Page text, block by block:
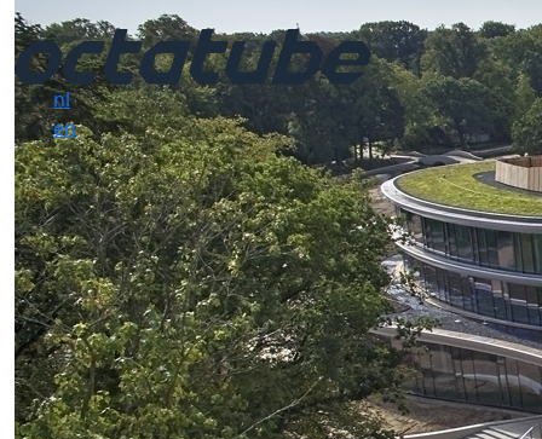
nl
en